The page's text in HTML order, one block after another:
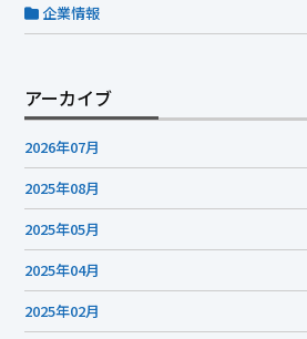
企業情報
アーカイブ
2026年07月
2025年08月
2025年05月
2025年04月
2025年02月